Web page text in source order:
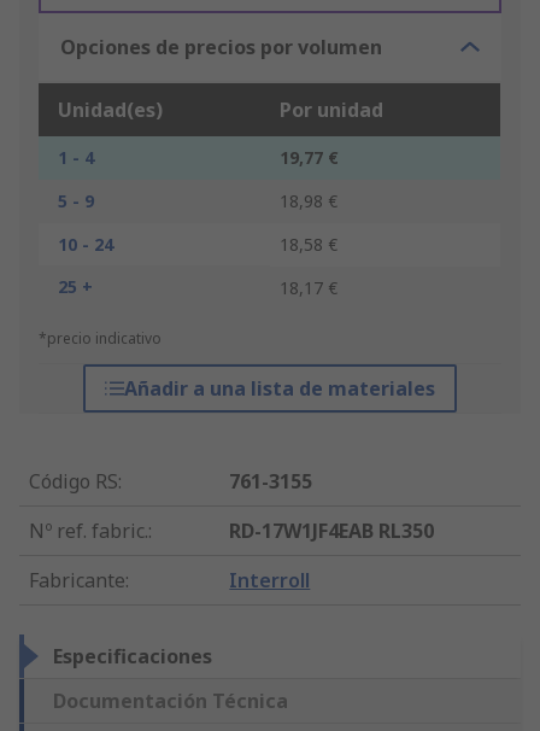
Opciones de precios por volumen
Unidad(es) Por unidad
1 - 4
19,77 €
5 - 9
18,98 €
10 - 24
18,58 €
25 +
18,17 €
*precio indicativo
Añadir a una lista de materiales
Código RS:
761-3155
Nº ref. fabric.:
RD-17W1JF4EAB RL350
Fabricante: Interroll
Especificaciones
Documentación Técnica